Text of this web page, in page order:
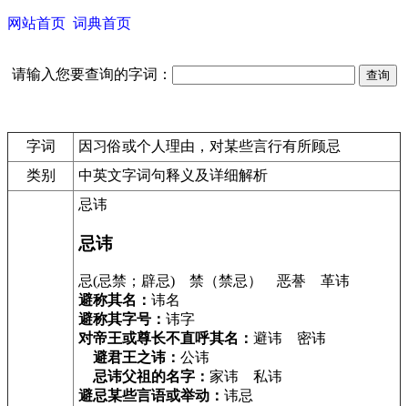
网站首页 词典首页
请输入您要查询的字词：
字词
因习俗或个人理由，对某些言行有所顾忌
类别
中英文字词句释义及详细解析
忌讳
忌讳
忌(忌禁；辟忌) 禁（禁忌） 恶諅 革讳
避称其名： 讳名
避称其字号： 讳字
对帝王或尊长不直呼其名： 避讳 密讳
避君王之讳： 公讳
忌讳父祖的名字： 家讳 私讳
避忌某些言语或举动： 讳忌